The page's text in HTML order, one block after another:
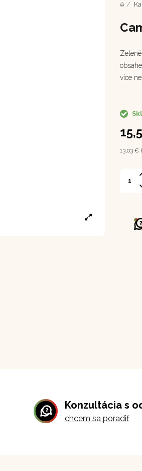
více
13,03 €
Konzultácia s
chcem sa poradiť